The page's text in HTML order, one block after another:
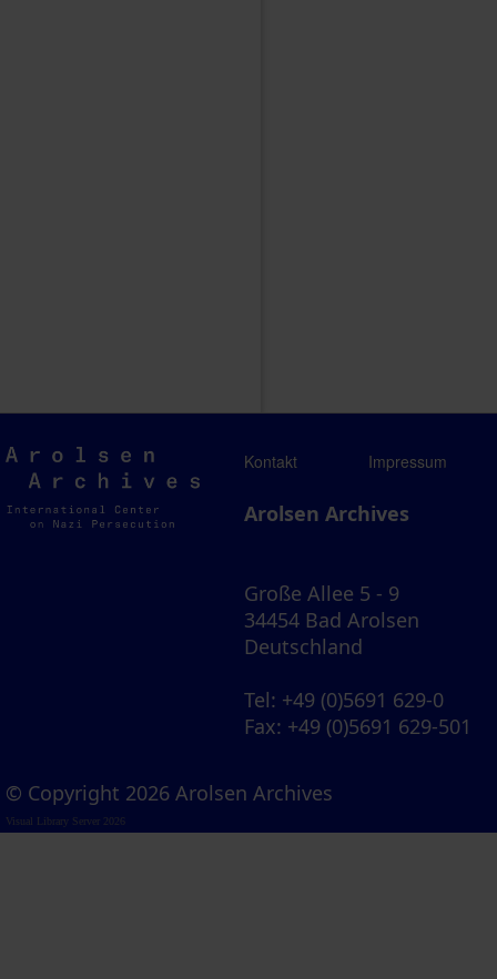
Arolsen
Archives
Kontakt Impressum
Arolsen Archives
Große Allee 5 - 9
34454 Bad Arolsen
Deutschland
Tel: +49 (0)5691 629-0
Fax: +49 (0)5691 629-501
© Copyright 2026 Arolsen Archives
Visual Library Server 2026